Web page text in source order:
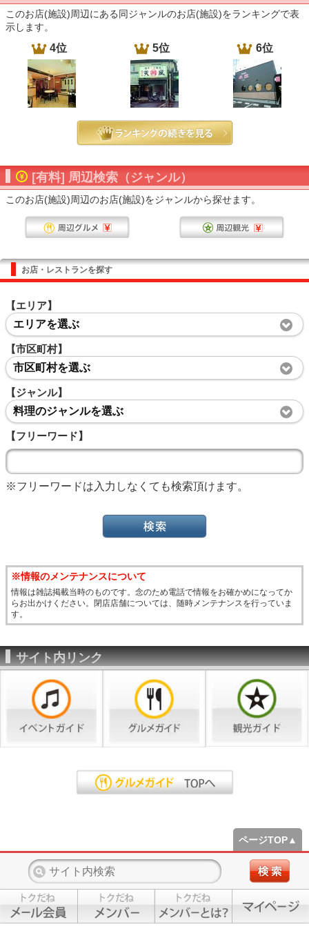
このお店(施設)周辺にある同ジャンルのお店(施設)をランキングで表
示します。
4位 5位 6位
[有料] 周辺検索（ジャンル）
このお店(施設)周辺のお店(施設)をジャンルから探せます。
お店・レストランを探す
【エリア】
エリアを選ぶ
【市区町村】
市区町村を選ぶ
【ジャンル】
料理のジャンルを選ぶ
【フリーワード】
※フリーワードは入力しなくても検索頂けます。
※情報のメンテナンスについて
情報は雑誌掲載当時のものです。念のため電話で情報をお確かめになってか
らお出かけください。閉店店舗については、随時メンテナンスを行っていま
す。
サイト内リンク
ページTOP▲